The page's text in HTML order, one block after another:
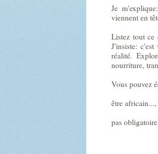
Je
viennent en
Listez tout ce
J'insiste:
réalité.
nourriture,
Vous pouvez
être
pas